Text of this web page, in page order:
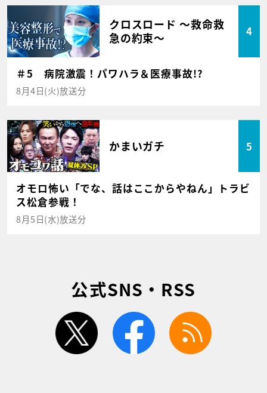
クロスロード ～救命救
急の約束～
4
＃5 病院激震！パワハラ＆医療事故!?
8月4日(火)放送分
かまいガチ 5
オモロ怖い「でな、話はここからやねん」トラビ
ス松倉参戦！
8月5日(水)放送分
公式SNS・RSS
twitter facebook